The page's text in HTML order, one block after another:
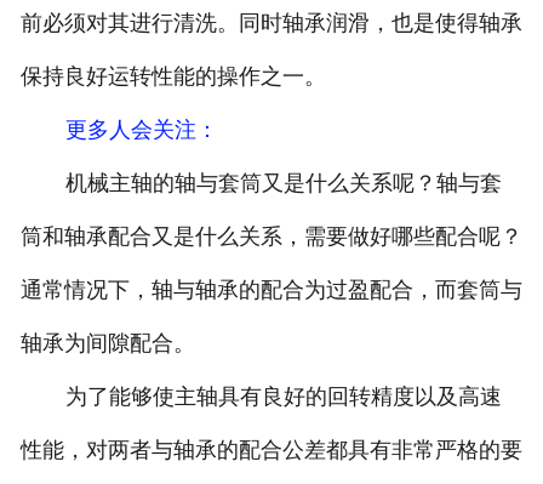
前必须对其进行清洗。同时轴承润滑，也是使得轴承
保持良好运转性能的操作之一。
更多人会关注 ：
机械主轴的轴与套筒又是什么关系呢？轴与套
筒和轴承配合又是什么关系，需要做好哪些配合呢？
通常情况下，轴与轴承的配合为过盈配合，而套筒与
轴承为间隙配合。
为了能够使主轴具有良好的回转精度以及高速
性能，对两者与轴承的配合公差都具有非常严格的要